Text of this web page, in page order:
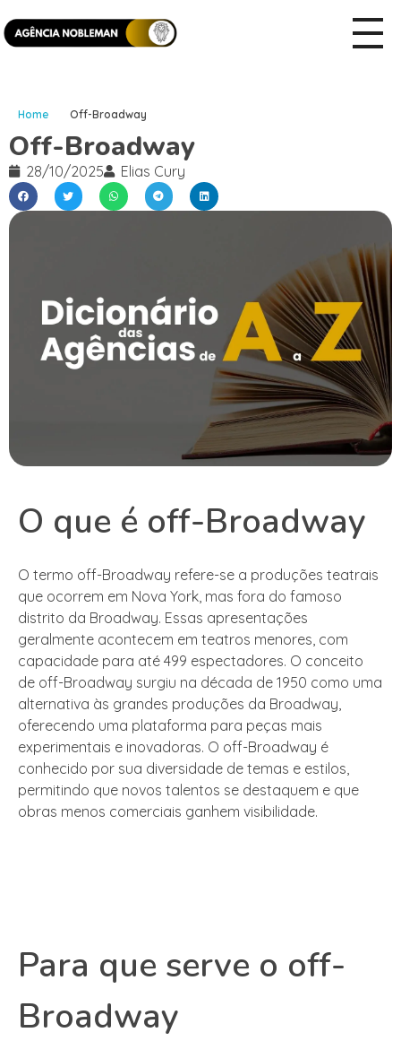
Home Off-Broadway
Off-Broadway
28/10/2025 Elias Cury
O que é off-Broadway
O termo off-Broadway refere-se a produções teatrais
que ocorrem em Nova York, mas fora do famoso
distrito da Broadway. Essas apresentações
geralmente acontecem em teatros menores, com
capacidade para até 499 espectadores. O conceito
de off-Broadway surgiu na década de 1950 como uma
alternativa às grandes produções da Broadway,
oferecendo uma plataforma para peças mais
experimentais e inovadoras. O off-Broadway é
conhecido por sua diversidade de temas e estilos,
permitindo que novos talentos se destaquem e que
obras menos comerciais ganhem visibilidade.
Para que serve o off-
Broadway